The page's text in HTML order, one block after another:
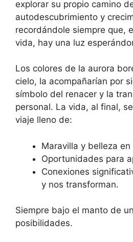
explorar su propio camino
autodescubrimiento y
recordándole siempre que,
vida, hay una luz
Los colores de la aurora
cielo, la acompañarían por
símbolo del renacer y la
personal. La vida, al final,
viaje lleno de:
Maravilla y belleza
Oportunidades para
Conexiones
y nos transforman.
Siempre bajo el manto de
posibilidades.